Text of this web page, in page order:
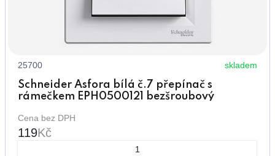
25700 skladem
Schneider Asfora bílá č.7 přepínač s
rámečkem EPH0500121 bezšroubový
Cena bez DPH
119Kč